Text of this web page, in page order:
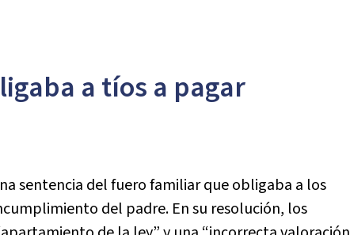
a tíos a pagar
sentencia del fuero familiar que obligaba a los
del padre. En su resolución, los